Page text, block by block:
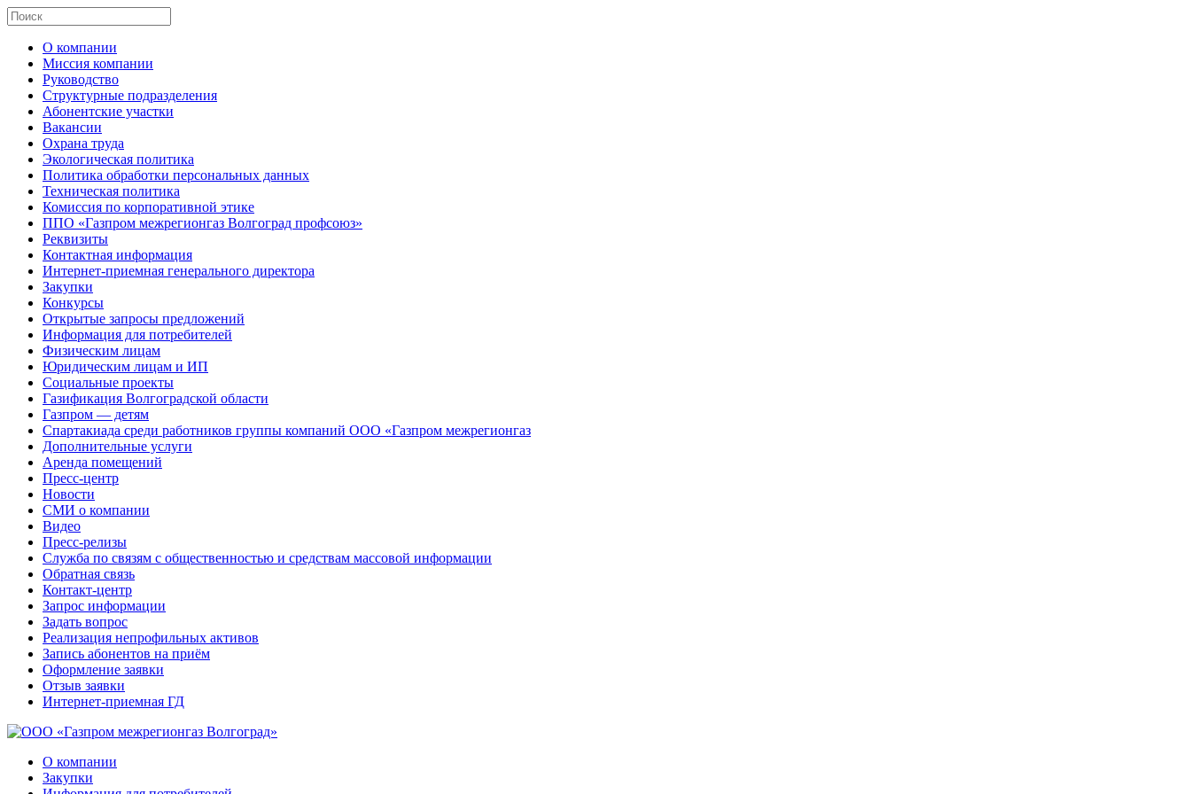
О компании
Миссия компании
Руководство
Структурные подразделения
Абонентские участки
Вакансии
Охрана труда
Экологическая политика
Политика обработки персональных данных
Техническая политика
Комиссия по корпоративной этике
ППО «Газпром межрегионгаз Волгоград профсоюз»
Реквизиты
Контактная информация
Интернет-приемная генерального директора
Закупки
Конкурсы
Открытые запросы предложений
Информация для потребителей
Физическим лицам
Юридическим лицам и ИП
Социальные проекты
Газификация Волгоградской области
Газпром — детям
Спартакиада среди работников группы компаний ООО «Газпром межрегионгаз
Дополнительные услуги
Аренда помещений
Пресс-центр
Новости
СМИ о компании
Видео
Пресс-релизы
Служба по связям с общественностью и средствам массовой информации
Обратная связь
Контакт-центр
Запрос информации
Задать вопрос
Реализация непрофильных активов
Запись абонентов на приём
Оформление заявки
Отзыв заявки
Интернет-приемная ГД
О компании
Закупки